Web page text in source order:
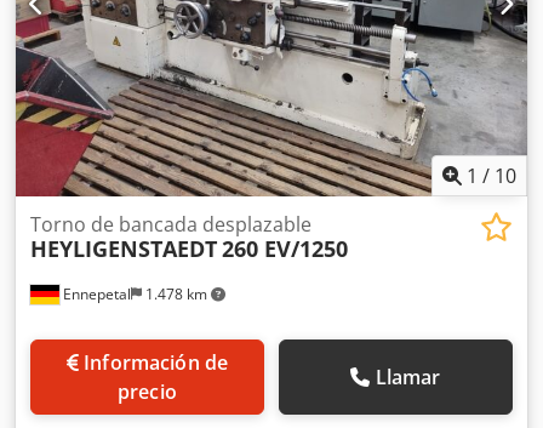
con (ver fotos): 1 sistema de sujeción 1 portabrocas de 4
mordazas, Ø 135 mm 7 soportes de herramienta MULTIFIX
+ diversas herramientas Juego de elementos de sujeción
Voltaje: 380 V Longitud: 1800 mm Ancho: 1100 mm Altura
total (con lámpara): 2100 mm Peso: aproximadamente 900
1 / 10
Ennepetal 1.478 km
Torno de bancada desplazable
HEYLIGENSTAEDT260 EV/1250
Información de
precio
Llamar